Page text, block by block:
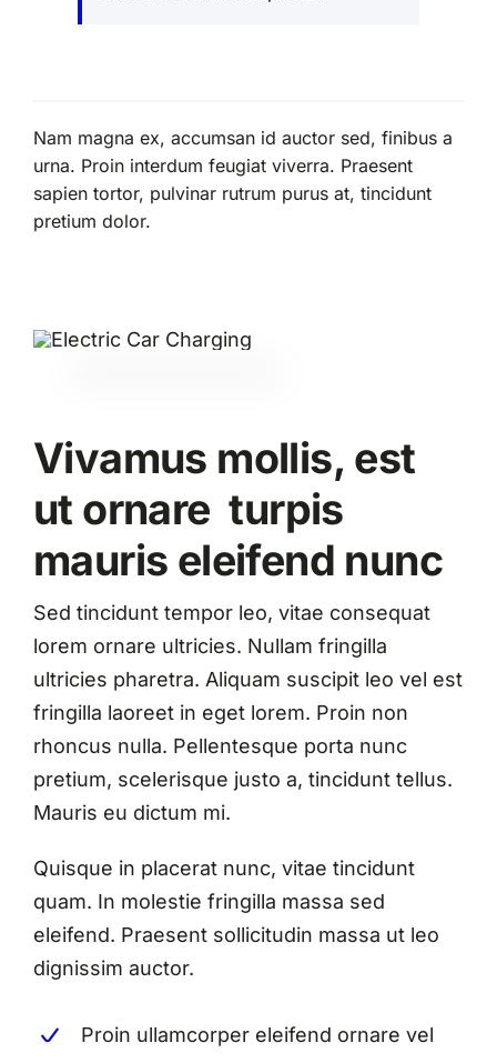
Nam magna ex, accumsan id auctor sed, finibus a
urna. Proin interdum feugiat viverra. Praesent
sapien tortor, pulvinar rutrum purus at, tincidunt
pretium dolor.
Vivamus mollis, est
ut ornare turpis
mauris eleifend nunc
Sed tincidunt tempor leo, vitae consequat
lorem ornare ultricies. Nullam fringilla
ultricies pharetra. Aliquam suscipit leo vel est
fringilla laoreet in eget lorem. Proin non
rhoncus nulla. Pellentesque porta nunc
pretium, scelerisque justo a, tincidunt tellus.
Mauris eu dictum mi.
Quisque in placerat nunc, vitae tincidunt
quam. In molestie fringilla massa sed
eleifend. Praesent sollicitudin massa ut leo
dignissim auctor.
Proin ullamcorper eleifend ornare vel